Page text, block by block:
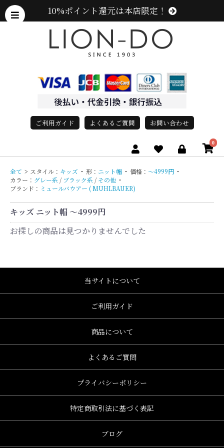
10%ポイント還元は本店限定！
ご利用ガイド よくあるご質問 お問い合わせ
0
全て > スタイル： キッズ ・ 形： ニット帽 ・ 価格： 〜4999円 ・
カラー： グレー系 / ブラック系 / その他 ・
ブランド： ミュールバウアー ( MUHLBAUER)
キッズ ニット帽 〜4999円
お探しの商品は見つかりませんでした
当サイトについて
ご利用ガイド
商品について
よくあるご質問
プライバシーポリシー
特定商取引法に基づく表記
ブログ